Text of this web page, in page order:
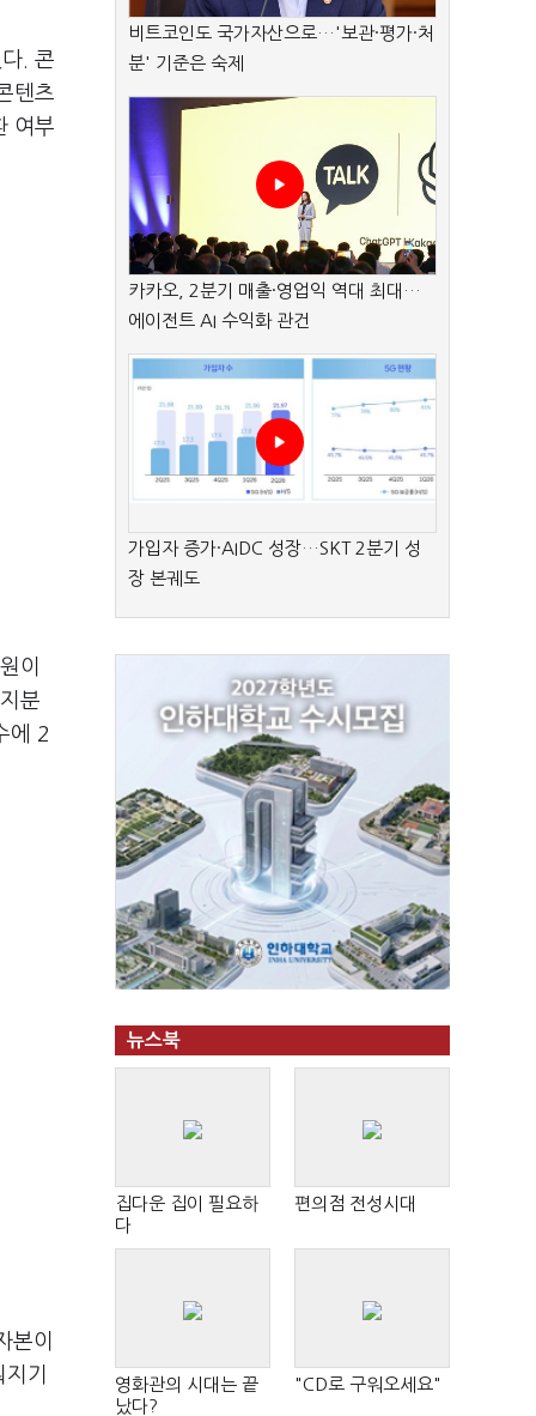
. 콘
텐츠
여부
이
분
에 2
본이
기
비트코인도 국가자산으로…'보관·평가·처
분' 기준은 숙제
카카오, 2분기 매출·영업익 역대 최대…
에이전트 AI 수익화 관건
가입자 증가·AIDC 성장…SKT 2분기 성
장 본궤도
뉴스북
집다운 집이 필요하
다
편의점 전성시대
영화관의 시대는 끝
났다?
"CD로 구워오세요"